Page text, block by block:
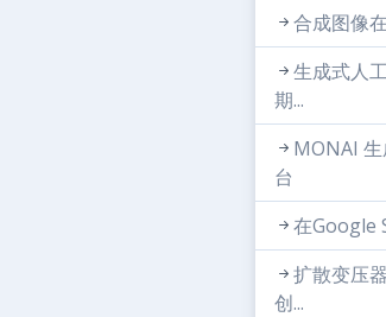
合成图像
生成式人
期...
MONAI
台
在Google
扩散变压
创...